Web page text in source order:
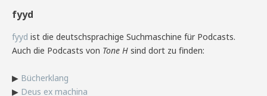
fyyd
fyyd ist die deutschsprachige Suchmaschine für Podcasts.
Auch die Podcasts von Tone H sind dort zu finden:
▶ Bücherklang
▶ Deus ex machina